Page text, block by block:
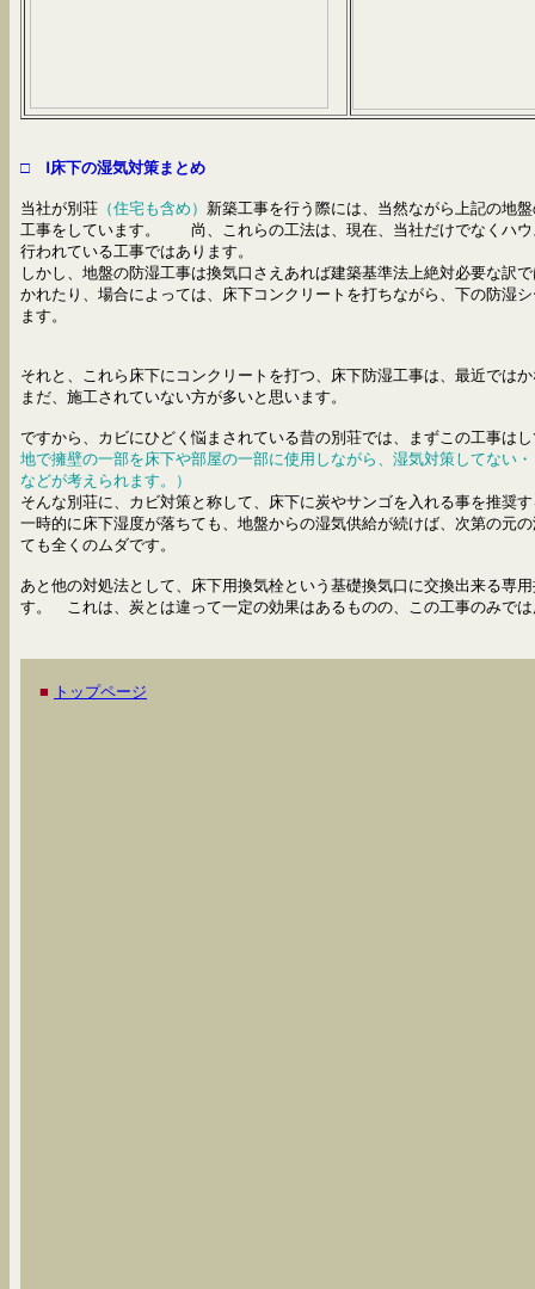
□ Ⅰ床下の湿気対策まとめ
当社が別荘 （住宅も含め） 新築工事を行う際には、当然ながら上記の地
工事をしています。 尚、これらの工法は、現在、当社だけでなくハウ
行われている工事ではあります。
しかし、 地盤の防湿工事は換気口さえあれば建築基準法上絶対必要な訳
かれたり、場合によっては、床下コンクリートを打ちながら、下の防湿
ます。
それと、これら床下にコンクリートを打つ、床下防湿工事は、最近では
まだ、施工されていない方が多いと思います。
ですから、 カビにひどく悩まされている昔の別荘では、まずこの工事は
地で擁壁の一部を床下や部屋の一部に使用しながら、湿気対策してない
などが考えられます。）
そんな別荘に、カビ対策と称して、床下に炭やサンゴを入れる事を推奨
一時的に床下湿度が落ちても、 地盤からの湿気供給が続けば、次第の元
ても全くのムダです。
あと他の対処法として、 床下用換気栓という基礎換気口に交換出来る専
す。 これは、炭とは違って一定の効果はあるものの、この工事のみで
■ トップページ